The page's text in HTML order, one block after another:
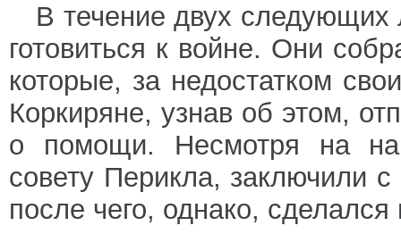
В течение двух
готовиться к войне. Они
которые, за недостатком
Коркиряне, узнав об этом,
о помощи. Несмотря на
совету Перикла, заключили
после чего, однако,